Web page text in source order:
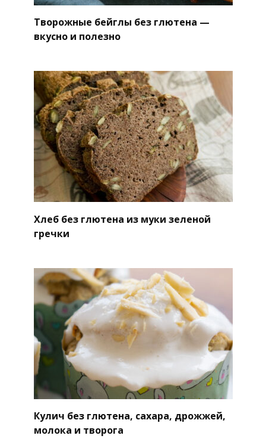
Творожные бейглы без глютена —
вкусно и полезно
Хлеб без глютена из муки зеленой
гречки
Кулич без глютена, сахара, дрожжей,
молока и творога